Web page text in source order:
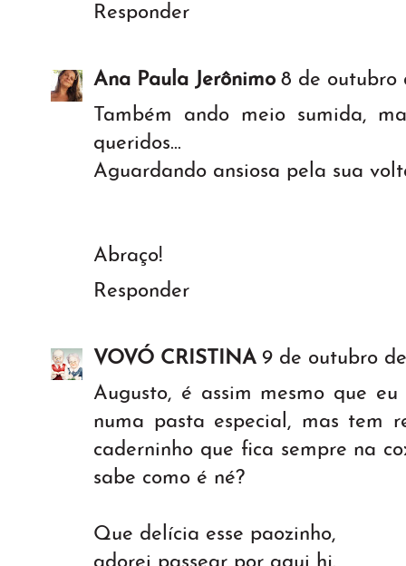
Responder
Ana Paula Jerônimo 8 de outubro
Também ando meio sumida,
queridos...
Aguardando ansiosa pela sua
Abraço!
Responder
VOVÓ CRISTINA 9 de outubro de
Augusto, é assim mesmo que
numa pasta especial, mas tem
caderninho que fica sempre na
sabe como é né?
Que delícia esse paozinho,